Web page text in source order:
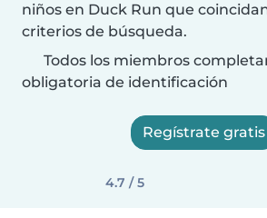
niños en Duck Run que
criterios de búsqueda.
Todos los miembros
obligatoria de identificación
Regístrate gratis
4.7 / 5